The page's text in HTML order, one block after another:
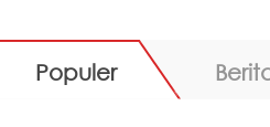
Populer